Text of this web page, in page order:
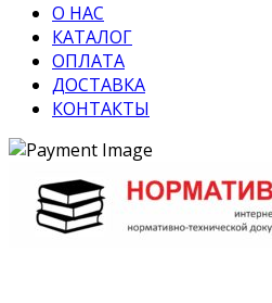
О НАС
КАТАЛОГ
ОПЛАТА
ДОСТАВКА
КОНТАКТЫ